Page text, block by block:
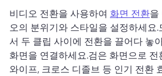
비디오 전환을 사용하여 화면 전환을
오의 분위기와 스타일을 설정하세요.
서 두 클립 사이에 전환을 끌어다 놓
화면을 연결하세요.검은 화면으로 전
와이프, 크로스 디졸브 등 인기 전환